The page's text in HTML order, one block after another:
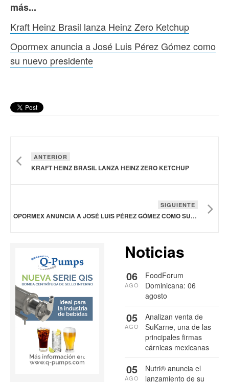
más...
Kraft Heinz Brasil lanza Heinz Zero Ketchup
Opormex anuncia a José Luis Pérez Gómez como
su nuevo presidente
ANTERIOR
KRAFT HEINZ BRASIL LANZA HEINZ ZERO KETCHUP
SIGUIENTE
OPORMEX ANUNCIA A JOSÉ LUIS PÉREZ GÓMEZ COMO SU NUEVO PRESIDENTE
Noticias
FoodForum
Dominicana: 06
agosto
06
AGO
Analizan venta de
SuKarne, una de las
principales firmas
cárnicas mexicanas
05
AGO
Nutri® anuncia el
lanzamiento de su
05
AGO